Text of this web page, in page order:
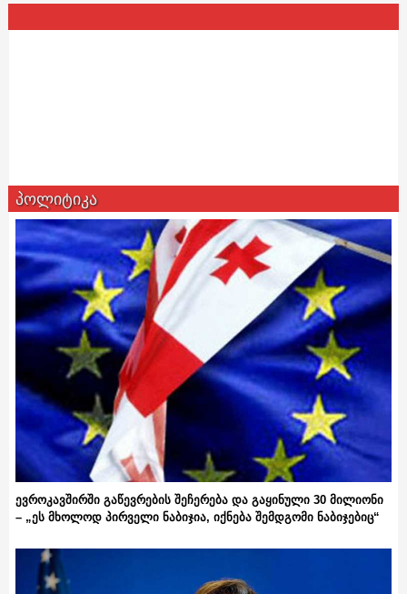
პოლიტიკა
ევროკავშირში გაწევრების შეჩერება და გაყინული 30 მილიონი
– „ეს მხოლოდ პირველი ნაბიჯია, იქნება შემდგომი ნაბიჯებიც“